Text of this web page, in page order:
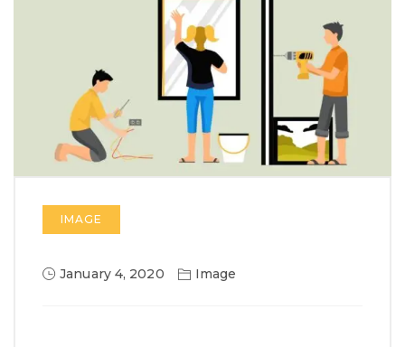
IMAGE
January 4, 2020 Image